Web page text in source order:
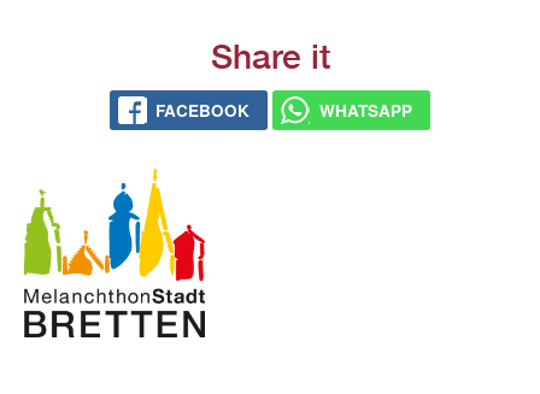
Share it
FACEBOOK WHATSAPP